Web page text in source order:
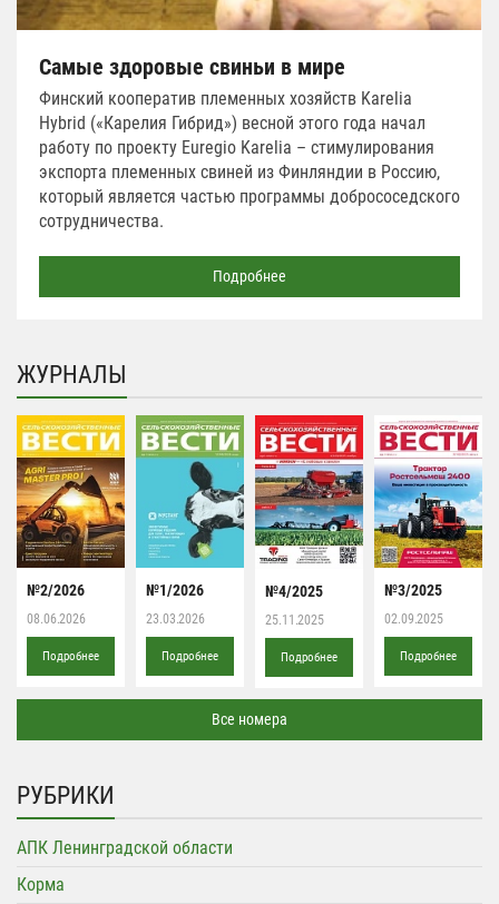
Самые здоровые свиньи в мире
Финский кооператив племенных хозяйств Karelia
Hybrid («Карелия Гибрид») весной этого года начал
работу по проекту Euregio Karelia – стимулирования
экспорта племенных свиней из Финляндии в Россию,
который является частью программы добрососедского
сотрудничества.
Подробнее
ЖУРНАЛЫ
№2/2026
08.06.2026
Подробнее
№1/2026
23.03.2026
Подробнее
№4/2025
25.11.2025
Подробнее
№3/2025
02.09.2025
Подробнее
Все номера
РУБРИКИ
АПК Ленинградской области
Корма